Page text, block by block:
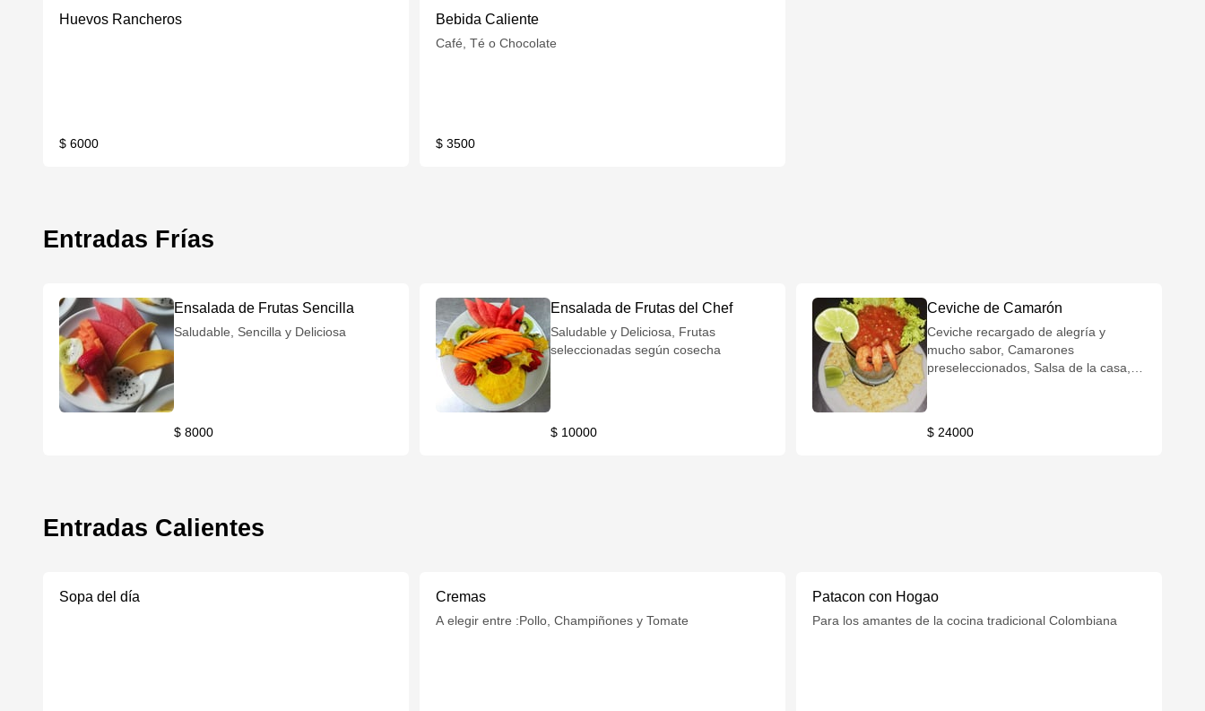
Huevos Rancheros
$ 6000
Bebida Caliente
Café, Té o Chocolate
$ 3500
Entradas Frías
Ensalada de Frutas Sencilla
Saludable, Sencilla y Deliciosa
$ 8000
Ensalada de Frutas del Chef
Saludable y Deliciosa, Frutas
seleccionadas según cosecha
$ 10000
Ceviche de Camarón
Ceviche recargado de alegría y
mucho sabor, Camarones
preseleccionados, Salsa de la casa,
$ 24000
Entradas Calientes
Sopa del día Cremas
A elegir entre :Pollo, Champiñones y Tomate
Patacon con Hogao
Para los amantes de la cocina tradicional Colombiana